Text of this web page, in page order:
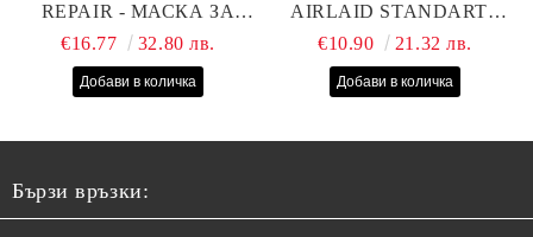
REPAIR - МАСКА ЗА
СУХИ, ИЗТОЩЕНИ И
КОПРИНЕНИ
€16.77 32.80 лв.
AIRLAID STANDART -
40СМ/70СМ - 100БР
€10.90 21.32 лв.
Бързи връзки: